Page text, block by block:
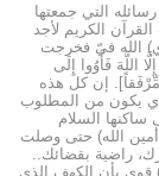
التي جمعتها
الكريم لأجد
الله فيّ فخرجت
اللَّهَ فَأْوُوا إِلَى
إن كل هذه
يكون من المطلوب
السلام
الله) حتى وصلت
راضية بقضائك..
بأن الكهف الذي